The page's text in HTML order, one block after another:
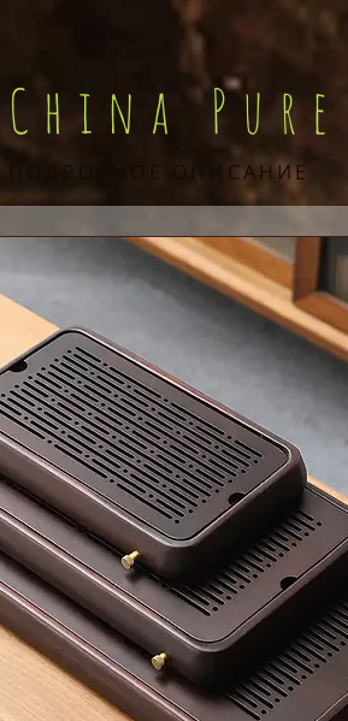
China
ПОДРОБНОЕ ОПИСАНИЕ